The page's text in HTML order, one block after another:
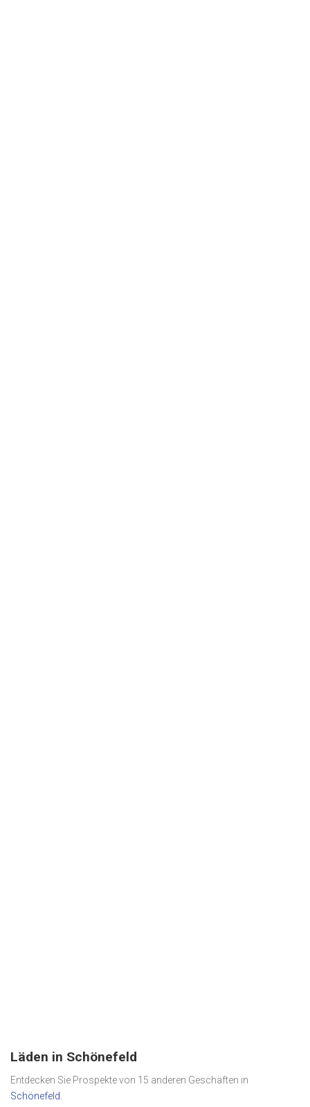
Läden in Schönefeld
Entdecken Sie Prospekte von 15 anderen Geschäften in
Schönefeld